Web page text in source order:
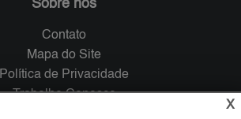
Sobre nós
Contato
Mapa do Site
Política de Privacidade
Trabalhe Conosco
X